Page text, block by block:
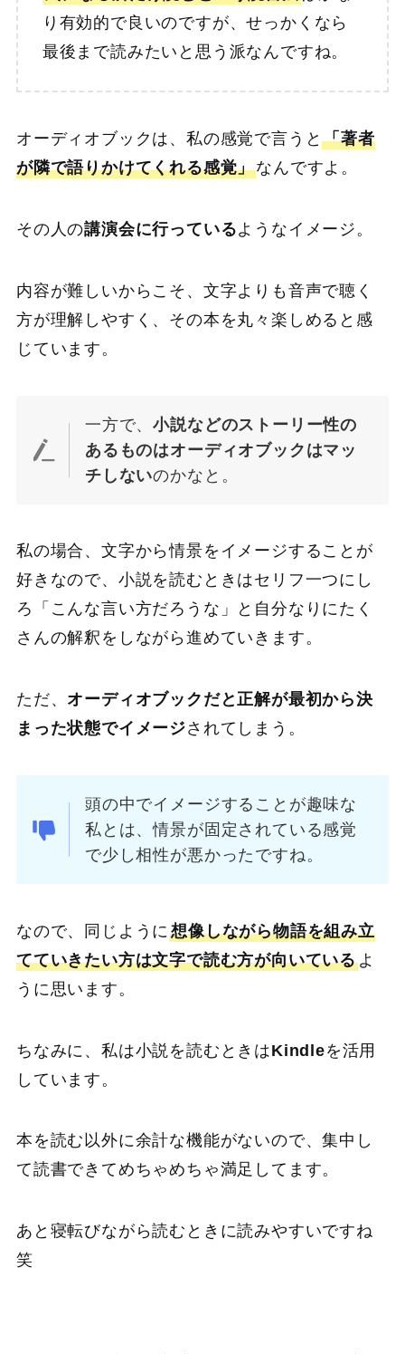
り有効的で良いのですが、せっかくなら
最後まで読みたいと思う派なんですね。
オーディオブックは、私の感覚で言うと「著者
が隣で語りかけてくれる感覚」なんですよ。
その人の講演会に行っているようなイメージ。
内容が難しいからこそ、文字よりも音声で聴く
方が理解しやすく、その本を丸々楽しめると感
じています。
一方で、小説などのストーリー性の
あるものはオーディオブックはマッ
チしないのかなと。
私の場合、文字から情景をイメージすることが
好きなので、小説を読むときはセリフ一つにし
ろ「こんな言い方だろうな」と自分なりにたく
さんの解釈をしながら進めていきます。
ただ、 オーディオブックだと正解が最初から決
まった状態でイメージされてしまう。
頭の中でイメージすることが趣味な
私とは、情景が固定されている感覚
で少し相性が悪かったですね。
なので、同じように想像しながら物語を組み立
てていきたい方は文字で読む方が向いているよ
うに思います。
ちなみに、私は小説を読むときはKindleを活用
しています。
本を読む以外に余計な機能がないので、集中し
て読書できてめちゃめちゃ満足してます。
あと寝転びながら読むときに読みやすいですね
笑